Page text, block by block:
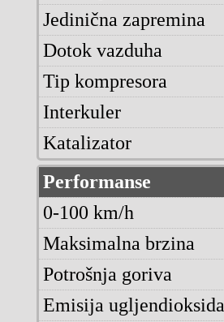
Jedinična zapremina
Dotok vazduha
Tip kompresora
Interkuler
Katalizator
Performanse
0-100 km/h
Maksimalna brzina
Potrošnja goriva
Emisija ugljendioksida